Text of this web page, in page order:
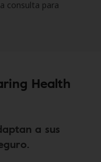
consulta para
Health
a sus